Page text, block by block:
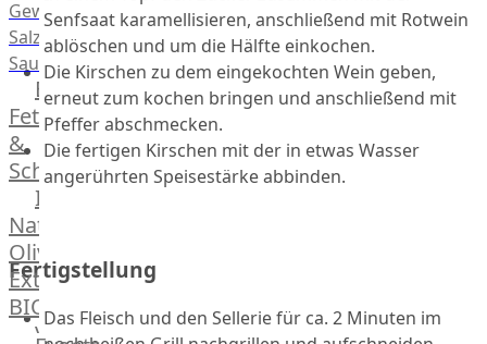
Gewürze
Salz
Saucen
Butter,
Fett
&
Schmalz
ItalianBar
Natives
Olivenöl
Extra
BIO
Veggie
Senfsaat karamellisieren, anschließend mit Rotwein
ablöschen und um die Hälfte einkochen.
Die Kirschen zu dem eingekochten Wein geben,
erneut zum kochen bringen und anschließend mit
Pfeffer abschmecken.
Die fertigen Kirschen mit der in etwas Wasser
angerührten Speisestärke abbinden.
Fertigstellung
Das Fleisch und den Sellerie für ca. 2 Minuten im